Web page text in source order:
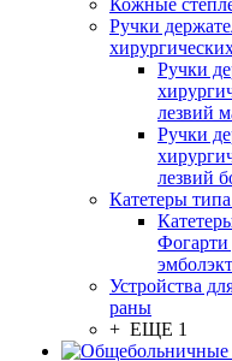
Кожные
Ручки
Ручки
лезвий
Ручки
лезвий
Катетеры
Фогарти
Устройства
раны
+ ЕЩЕ 1